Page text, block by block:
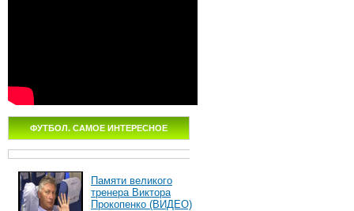
ФУТБОЛ. САМОЕ ИНТЕРЕСНОЕ
Памяти великого
тренера Виктора
Прокопенко (ВИДЕО)